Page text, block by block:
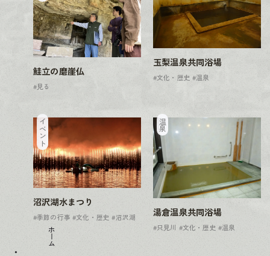
鮭立の磨崖仏
#見る
玉梨温泉共同浴場
#文化・歴史 #温泉
沼沢湖水まつり
イベント
#季節の行事 #文化・歴史 #沼沢湖 湯倉温泉共同浴場
温泉
#只見川 #文化・歴史 #温泉
ホーム